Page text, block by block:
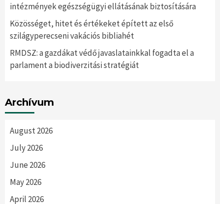
intézmények egészségügyi ellátásának biztosítására
Közösséget, hitet és értékeket épített az első
szilágyperecseni vakációs bibliahét
RMDSZ: a gazdákat védő javaslatainkkal fogadta el a
parlament a biodiverzitási stratégiát
Archívum
August 2026
July 2026
June 2026
May 2026
April 2026